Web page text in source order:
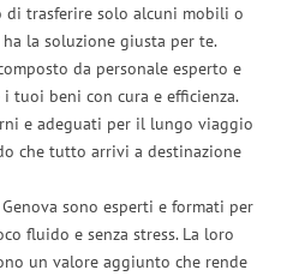
di trasferire solo alcuni mobili o
ha la soluzione giusta per te.
da personale esperto e
tuoi beni con cura e efficienza.
e adeguati per il lungo viaggio
che tutto arrivi a destinazione
sono esperti e formati per
fluido e senza stress. La loro
un valore aggiunto che rende